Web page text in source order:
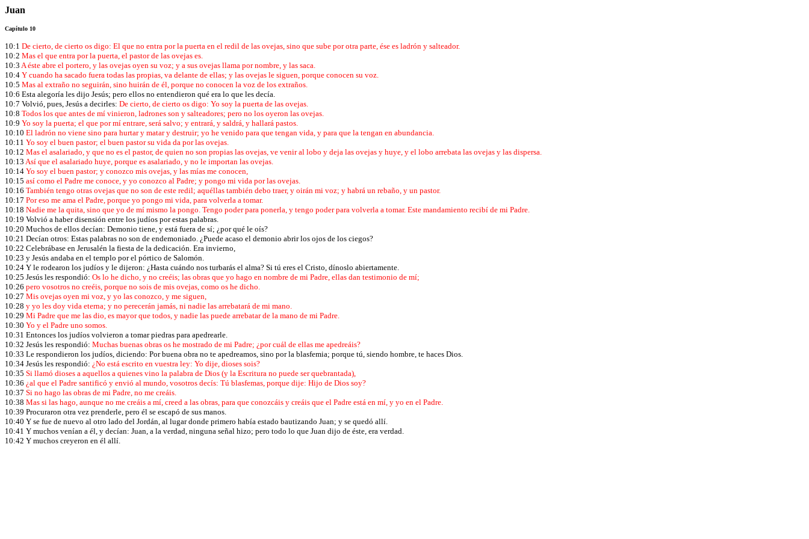
Juan
Capítulo 10
10:1 De cierto, de cierto os digo: El que no entra por la puerta en el redil de las ovejas, sino que sube por otra parte, ése es ladrón y salteador.
10:2 Mas el que entra por la puerta, el pastor de las ovejas es.
10:3 A éste abre el portero, y las ovejas oyen su voz; y a sus ovejas llama por nombre, y las saca.
10:4 Y cuando ha sacado fuera todas las propias, va delante de ellas; y las ovejas le siguen, porque conocen su voz.
10:5 Mas al extraño no seguirán, sino huirán de él, porque no conocen la voz de los extraños.
10:6 Esta alegoría les dijo Jesús; pero ellos no entendieron qué era lo que les decía.
10:7 Volvió, pues, Jesús a decirles: De cierto, de cierto os digo: Yo soy la puerta de las ovejas.
10:8 Todos los que antes de mí vinieron, ladrones son y salteadores; pero no los oyeron las ovejas.
10:9 Yo soy la puerta; el que por mí entrare, será salvo; y entrará, y saldrá, y hallará pastos.
10:10 El ladrón no viene sino para hurtar y matar y destruir; yo he venido para que tengan vida, y para que la tengan en abundancia.
10:11 Yo soy el buen pastor; el buen pastor su vida da por las ovejas.
10:12 Mas el asalariado, y que no es el pastor, de quien no son propias las ovejas, ve venir al lobo y deja las ovejas y huye, y el lobo arrebata las ovejas y las dispersa.
10:13 Así que el asalariado huye, porque es asalariado, y no le importan las ovejas.
10:14 Yo soy el buen pastor; y conozco mis ovejas, y las mías me conocen,
10:15 así como el Padre me conoce, y yo conozco al Padre; y pongo mi vida por las ovejas.
10:16 También tengo otras ovejas que no son de este redil; aquéllas también debo traer, y oirán mi voz; y habrá un rebaño, y un pastor.
10:17 Por eso me ama el Padre, porque yo pongo mi vida, para volverla a tomar.
10:18 Nadie me la quita, sino que yo de mí mismo la pongo. Tengo poder para ponerla, y tengo poder para volverla a tomar. Este mandamiento recibí de mi Padre.
10:19 Volvió a haber disensión entre los judíos por estas palabras.
10:20 Muchos de ellos decían: Demonio tiene, y está fuera de sí; ¿por qué le oís?
10:21 Decían otros: Estas palabras no son de endemoniado. ¿Puede acaso el demonio abrir los ojos de los ciegos?
10:22 Celebrábase en Jerusalén la fiesta de la dedicación. Era invierno,
10:23 y Jesús andaba en el templo por el pórtico de Salomón.
10:24 Y le rodearon los judíos y le dijeron: ¿Hasta cuándo nos turbarás el alma? Si tú eres el Cristo, dínoslo abiertamente.
10:25 Jesús les respondió: Os lo he dicho, y no creéis; las obras que yo hago en nombre de mi Padre, ellas dan testimonio de mí;
10:26 pero vosotros no creéis, porque no sois de mis ovejas, como os he dicho.
10:27 Mis ovejas oyen mi voz, y yo las conozco, y me siguen,
10:28 y yo les doy vida eterna; y no perecerán jamás, ni nadie las arrebatará de mi mano.
10:29 Mi Padre que me las dio, es mayor que todos, y nadie las puede arrebatar de la mano de mi Padre.
10:30 Yo y el Padre uno somos.
10:31 Entonces los judíos volvieron a tomar piedras para apedrearle.
10:32 Jesús les respondió: Muchas buenas obras os he mostrado de mi Padre; ¿por cuál de ellas me apedreáis?
10:33 Le respondieron los judíos, diciendo: Por buena obra no te apedreamos, sino por la blasfemia; porque tú, siendo hombre, te haces Dios.
10:34 Jesús les respondió: ¿No está escrito en vuestra ley: Yo dije, dioses sois?
10:35 Si llamó dioses a aquellos a quienes vino la palabra de Dios (y la Escritura no puede ser quebrantada),
10:36 ¿al que el Padre santificó y envió al mundo, vosotros decís: Tú blasfemas, porque dije: Hijo de Dios soy?
10:37 Si no hago las obras de mi Padre, no me creáis.
10:38 Mas si las hago, aunque no me creáis a mí, creed a las obras, para que conozcáis y creáis que el Padre está en mí, y yo en el Padre.
10:39 Procuraron otra vez prenderle, pero él se escapó de sus manos.
10:40 Y se fue de nuevo al otro lado del Jordán, al lugar donde primero había estado bautizando Juan; y se quedó allí.
10:41 Y muchos venían a él, y decían: Juan, a la verdad, ninguna señal hizo; pero todo lo que Juan dijo de éste, era verdad.
10:42 Y muchos creyeron en él allí.